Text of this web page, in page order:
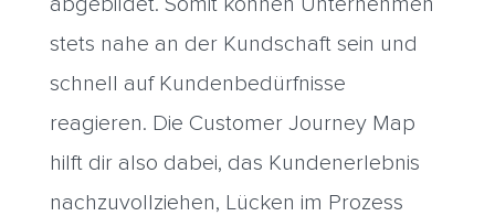
abgebildet. Somit können Unternehmen
stets nahe an der Kundschaft sein und
schnell auf Kundenbedürfnisse
reagieren. Die Customer Journey Map
hilft dir also dabei, das Kundenerlebnis
nachzuvollziehen, Lücken im Prozess